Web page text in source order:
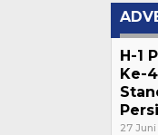
H-1
Ke-
27